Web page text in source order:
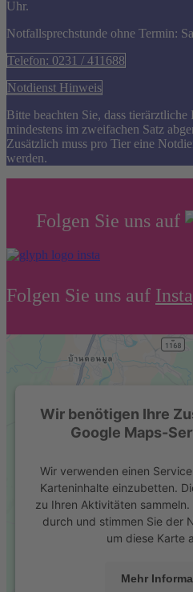
Uhr.
Notfallsprechstunde ohne Termin:
Telefon: 0231 / 411688
Notdienst Hinweis
Bitte beachten Sie, dass
mindestens im zweifachen Satz
Zusätzlich muss pro Tier eine
werden.
Folgen Sie uns auf
Folgen Sie uns auf
Wir benötigen Ihre
Google Maps-
Wir verwenden einen
Karteninhalte einzubetten.
zu Ihren Aktivitäten
durch und stimmen Sie der
um diese Karte
Mehr